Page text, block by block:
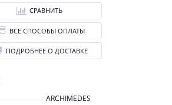
ARCHIMEDES
СРАВНИТЬ
ВСЕ СПОСОБЫ ОПЛАТЫ
ПОДРОБНЕЕ О ДОСТАВКЕ